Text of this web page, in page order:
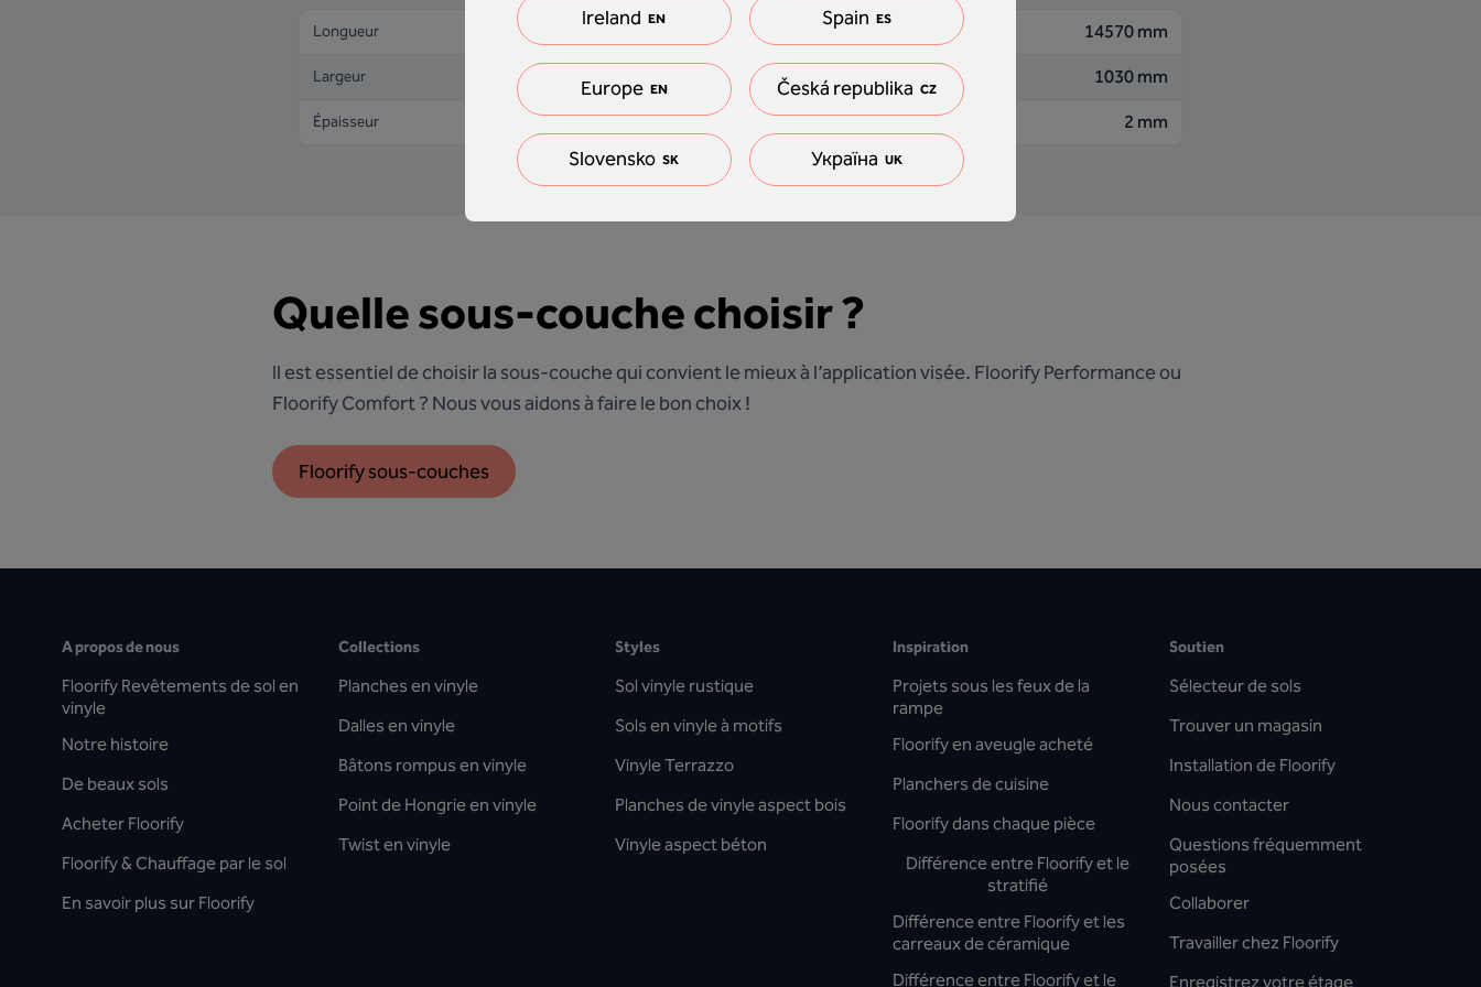
Longueur 14570 mm
Largeur 1030 mm
Épaisseur 2 mm
Quelle sous-couche choisir ?
Il est essentiel de choisir la sous-couche qui convient le mieux à l’application visée. Floorify Performance ou
Floorify Comfort ? Nous vous aidons à faire le bon choix !
Floorify sous-couches
A propos de nous
Floorify Revêtements de sol en
vinyle
Notre histoire
De beaux sols
Acheter Floorify
Floorify & Chauffage par le sol
En savoir plus sur Floorify
Collections
Planches en vinyle
Dalles en vinyle
Bâtons rompus en vinyle
Point de Hongrie en vinyle
Twist en vinyle
Styles
Sol vinyle rustique
Sols en vinyle à motifs
Vinyle Terrazzo
Planches de vinyle aspect bois
Vinyle aspect béton
Inspiration
Projets sous les feux de la
rampe
Floorify en aveugle acheté
Planchers de cuisine
Floorify dans chaque pièce
Différence entre Floorify et le
stratifié
Différence entre Floorify et les
carreaux de céramique
Différence entre Floorify et le
Soutien
Sélecteur de sols
Trouver un magasin
Installation de Floorify
Nous contacter
Questions fréquemment
posées
Collaborer
Travailler chez Floorify
Enregistrez votre étage
Ireland EN Spain ES
Europe EN Česká republika CZ
Slovensko SK Україна UK